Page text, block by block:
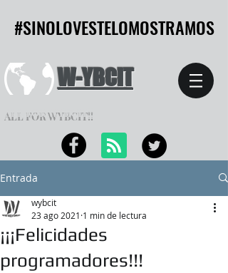
#SINOLOVESTELOMOSTRAMOS
#SINOLOVESTELOMOSTRAMOS
ALL FOR WYBCIT!!
W-YBCIT
Entrada
¡¡¡Felicidades
programadores!!!
wybcit
23 ago 2021 1 min de lectura